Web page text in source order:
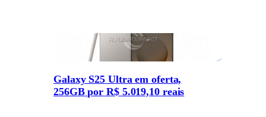
Galaxy S25 Ultra em oferta,
256GB por R$ 5.019,10 reais